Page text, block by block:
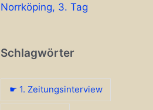
Norrköping, 3. Tag
Schlagwörter
☛ 1. Zeitungsinterview